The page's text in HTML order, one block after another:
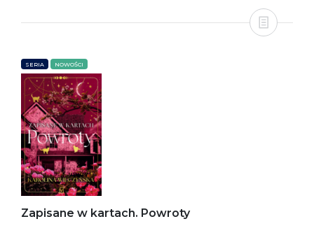
SERIA NOWOŚCI
Zapisane w kartach. Powroty